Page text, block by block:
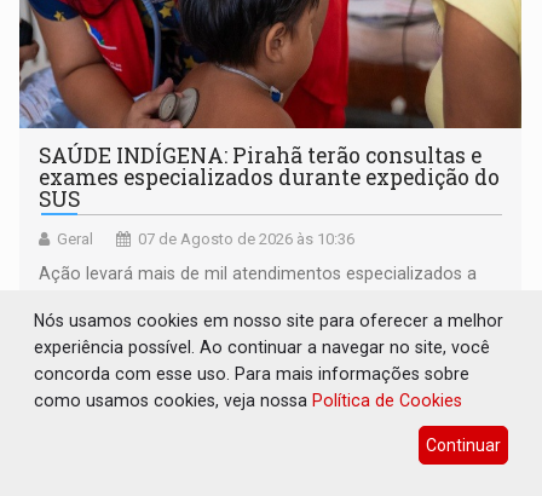
SAÚDE INDÍGENA: Pirahã terão consultas e
exames especializados durante expedição do
SUS
Geral 07 de Agosto de 2026 às 10:36
Ação levará mais de mil atendimentos especializados a
urbanos
Nós usamos cookies em nosso site para oferecer a melhor
experiência possível. Ao continuar a navegar no site, você
concorda com esse uso. Para mais informações sobre
como usamos cookies, veja nossa Política de Cookies
Continuar